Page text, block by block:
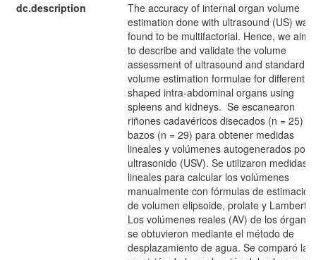
dc.description
The accuracy of internal organ volume
estimation done with ultrasound (US) was
found to be multifactorial. Hence, we
to describe and validate the volume
assessment of ultrasound and standard
volume estimation formulae for different
shaped intra-abdominal organs using
spleens and kidneys. Se escanearon
riñones cadavéricos disecados (n = 25) y
bazos (n = 29) para obtener medidas
lineales y volúmenes autogenerados por
ultrasonido (USV). Se utilizaron medidas
lineales para calcular los volúmenes
manualmente con fórmulas de estimación
de volumen elipsoide, prolate y Lambert.
Los volúmenes reales (AV) de los órganos
se obtuvieron mediante el método de
desplazamiento de agua. Se comparó la